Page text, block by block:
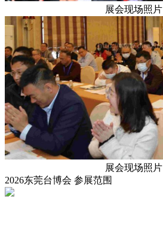
展会现场照片
展会现场照片
2026东莞台博会‌ 参展范围